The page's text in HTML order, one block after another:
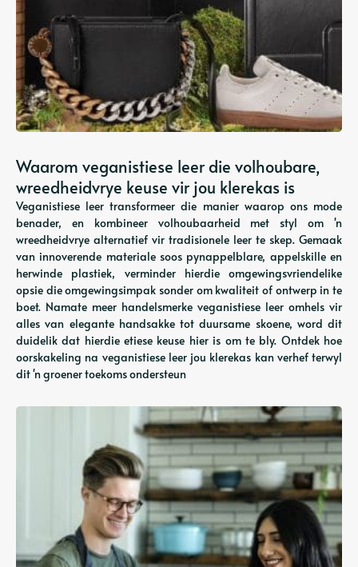
Waarom veganistiese leer die volhoubare,
wreedheidvrye keuse vir jou klerekas is
Veganistiese leer transformeer die manier waarop ons mode
benader, en kombineer volhoubaarheid met styl om 'n
wreedheidvrye alternatief vir tradisionele leer te skep. Gemaak
van innoverende materiale soos pynappelblare, appelskille en
herwinde plastiek, verminder hierdie omgewingsvriendelike
opsie die omgewingsimpak sonder om kwaliteit of ontwerp in te
boet. Namate meer handelsmerke veganistiese leer omhels vir
alles van elegante handsakke tot duursame skoene, word dit
duidelik dat hierdie etiese keuse hier is om te bly. Ontdek hoe
oorskakeling na veganistiese leer jou klerekas kan verhef terwyl
dit 'n groener toekoms ondersteun